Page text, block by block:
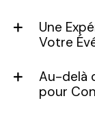
Une
Votre
Au-delà
pour